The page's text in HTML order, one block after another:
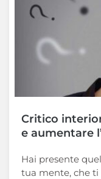
Critico
e aumentare
Hai presente
tua mente, che ti